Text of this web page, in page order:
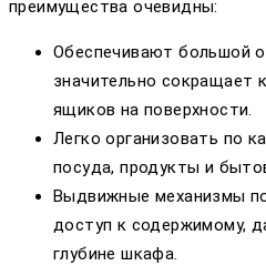
преимущества очевидны:
Обеспечивают большой
значительно сокращает
ящиков на поверхности.
Легко организовать по
посуда, продукты и
Выдвижные механизмы
доступ к содержимому,
глубине шкафа.